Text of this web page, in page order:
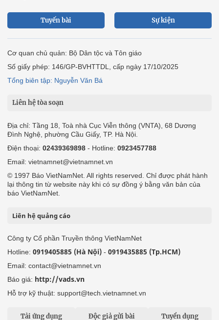
Tuyến bài Sự kiện
Cơ quan chủ quản: Bộ Dân tộc và Tôn giáo
Số giấy phép: 146/GP-BVHTTDL, cấp ngày 17/10/2025
Tổng biên tập: Nguyễn Văn Bá
Liên hệ tòa soạn
Địa chỉ: Tầng 18, Toà nhà Cục Viễn thông (VNTA), 68 Dương
Đình Nghệ, phường Cầu Giấy, TP. Hà Nội.
Điện thoại: 02439369898 - Hotline: 0923457788
Email: vietnamnet@vietnamnet.vn
© 1997 Báo VietNamNet. All rights reserved. Chỉ được phát hành
lại thông tin từ website này khi có sự đồng ý bằng văn bản của
báo VietNamNet.
Liên hệ quảng cáo
Công ty Cổ phần Truyền thông VietNamNet
Hotline: 0919405885 (Hà Nội) - 0919435885 (Tp.HCM)
Email: contact@vietnamnet.vn
Báo giá: http://vads.vn
Hỗ trợ kỹ thuật: support@tech.vietnamnet.vn
Tải ứng dụng Độc giả gửi bài Tuyển dụng